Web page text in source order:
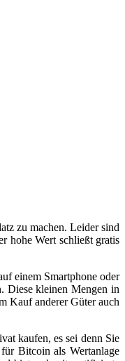
zu machen. Leider sind
hohe Wert schließt gratis
einem Smartphone oder
Diese kleinen Mengen in
Kauf anderer Güter auch
kaufen, es sei denn Sie
Bitcoin als Wertanlage